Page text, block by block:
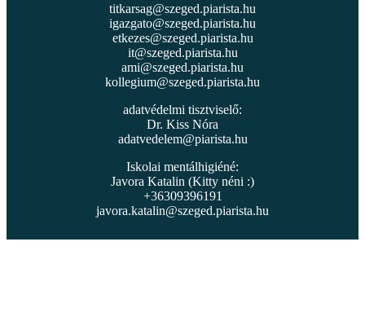
titkarsag@szeged.piarista.hu
igazgato@szeged.piarista.hu
etkezes@szeged.piarista.hu
it@szeged.piarista.hu
ami@szeged.piarista.hu
kollegium@szeged.piarista.hu
adatvédelmi tisztviselő:
Dr. Kiss Nóra
adatvedelem@piarista.hu
Iskolai mentálhigiéné:
Javora Katalin (Kitty néni :)
+36309396191
javora.katalin@szeged.piarista.hu